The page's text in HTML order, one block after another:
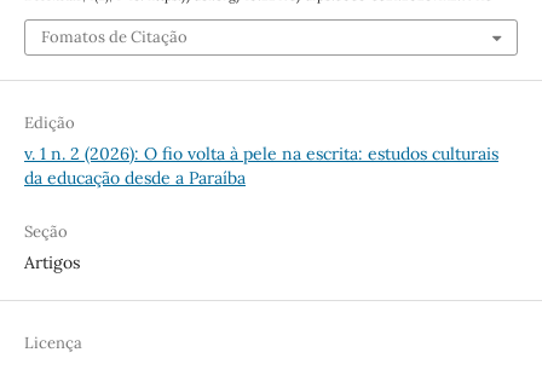
Fomatos de Citação
Edição
v. 1 n. 2 (2026): O fio volta à pele na escrita: estudos culturais
da educação desde a Paraíba
Seção
Artigos
Licença